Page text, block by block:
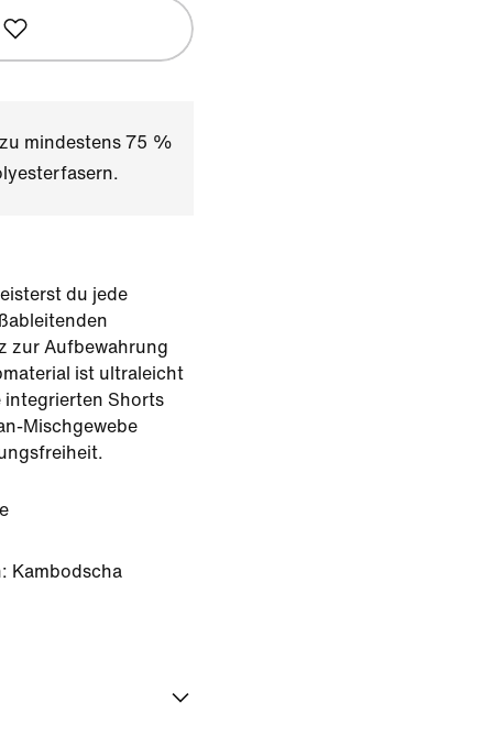
mindestens 75 %
du jede
zur Aufbewahrung
ist ultraleicht
integrierten Shorts
Mischgewebe
Kambodscha